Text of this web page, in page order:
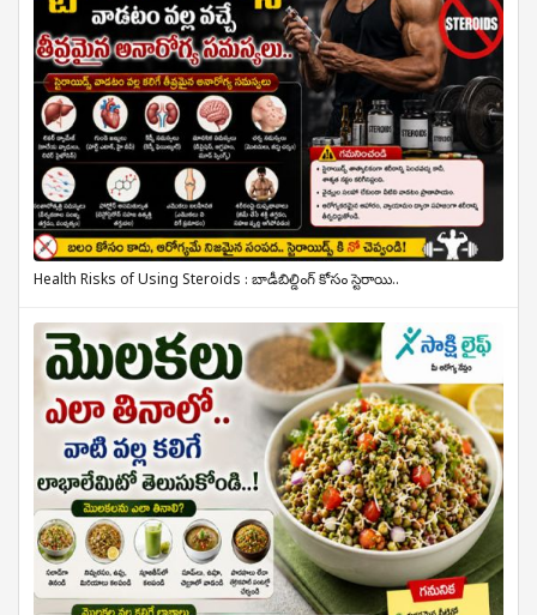
Health Risks of Using Steroids : బాడీబిల్డింగ్ కోసం స్టెరాయి..